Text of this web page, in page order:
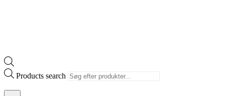
Products search